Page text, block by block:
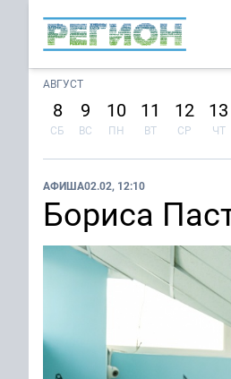
АВГУСТ
8
СБ
9
ВС
10
ПН
11
ВТ
12
СР
13
ЧТ
АФИША02.02, 12:10
Бориса